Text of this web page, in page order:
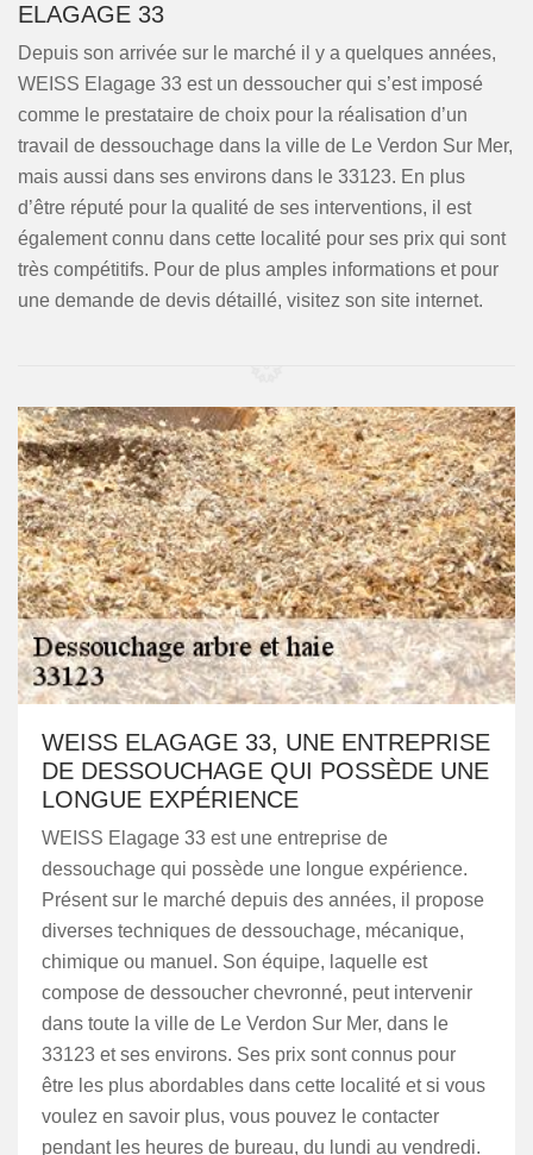
ELAGAGE 33
Depuis son arrivée sur le marché il y a quelques années,
WEISS Elagage 33 est un dessoucher qui s’est imposé
comme le prestataire de choix pour la réalisation d’un
travail de dessouchage dans la ville de Le Verdon Sur Mer,
mais aussi dans ses environs dans le 33123. En plus
d’être réputé pour la qualité de ses interventions, il est
également connu dans cette localité pour ses prix qui sont
très compétitifs. Pour de plus amples informations et pour
une demande de devis détaillé, visitez son site internet.
WEISS ELAGAGE 33, UNE ENTREPRISE
DE DESSOUCHAGE QUI POSSÈDE UNE
LONGUE EXPÉRIENCE
WEISS Elagage 33 est une entreprise de
dessouchage qui possède une longue expérience.
Présent sur le marché depuis des années, il propose
diverses techniques de dessouchage, mécanique,
chimique ou manuel. Son équipe, laquelle est
compose de dessoucher chevronné, peut intervenir
dans toute la ville de Le Verdon Sur Mer, dans le
33123 et ses environs. Ses prix sont connus pour
être les plus abordables dans cette localité et si vous
voulez en savoir plus, vous pouvez le contacter
pendant les heures de bureau, du lundi au vendredi.